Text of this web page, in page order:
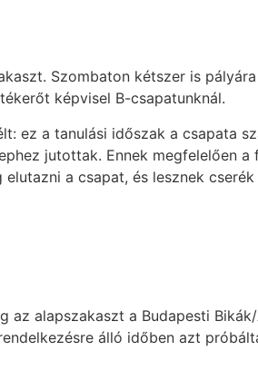
Szombaton kétszer is
képvisel B-csapatunknál.
ez a tanulási időszak a csapata
jutottak. Ennek megfelelően
a csapat, és lesznek
az alapszakaszt a Budapesti
álló időben azt